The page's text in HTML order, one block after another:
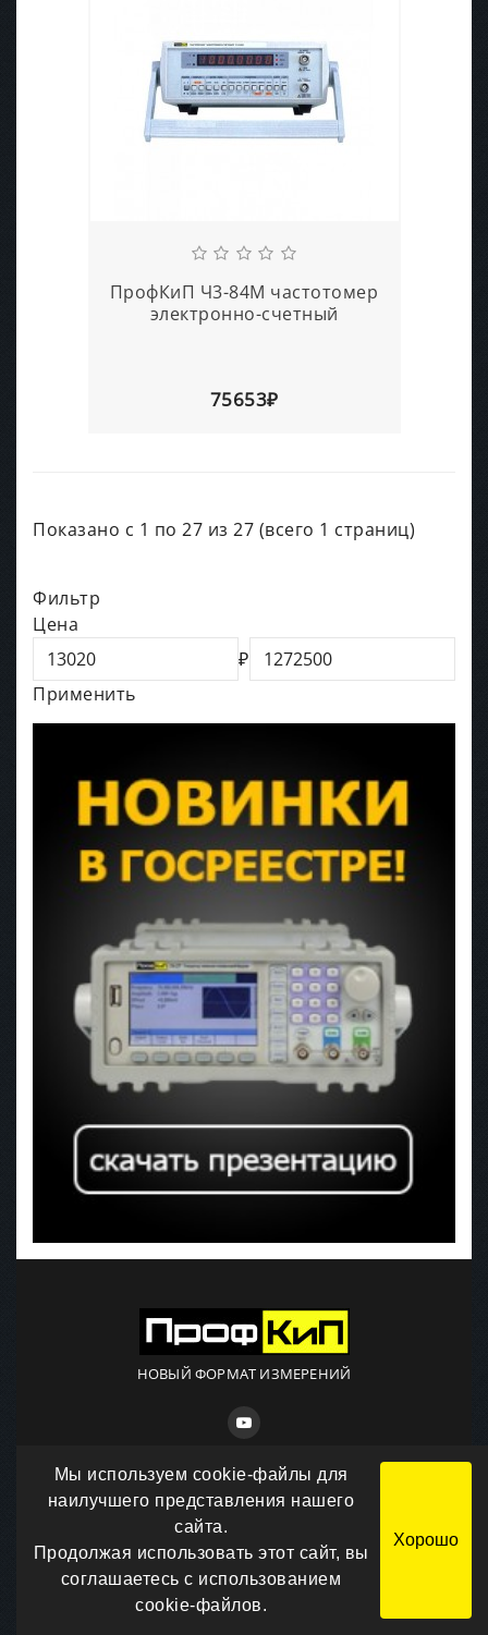
ПрофКиП Ч3-84М частотомер
электронно-счетный
75653₽
Показано с 1 по 27 из 27 (всего 1 страниц)
Фильтр
Цена
₽
Применить
НОВЫЙ ФОРМАТ ИЗМЕРЕНИЙ
ДОПОЛНИТЕЛЬНО
Мы используем cookie-файлы для
наилучшего представления нашего
сайта.
Продолжая использовать этот сайт, вы
соглашаетесь с использованием
cookie-файлов.
Хорошо